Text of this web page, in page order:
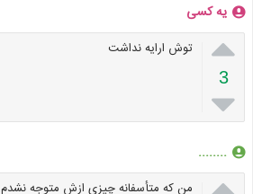
یه کسی

3

توش ارایه نداشت
........
من که متأسفانه چیزی ازش متوجه نشدم